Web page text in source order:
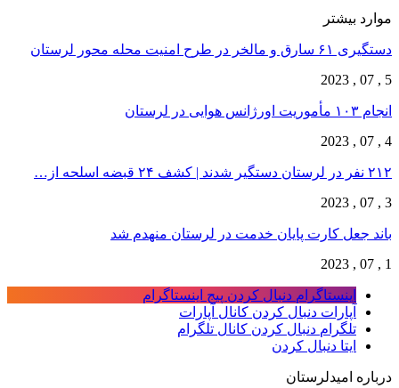
موارد بیشتر
دستگیری ۶۱ سارق و مالخر در طرح امنیت محله محور لرستان
5 , 07 , 2023
انجام ۱۰۳ مأموریت اورژانس هوایی در لرستان
4 , 07 , 2023
۲۱۲ نفر در لرستان دستگیر شدند | کشف ۲۴ قبضه اسلحه از…
3 , 07 , 2023
باند جعل کارت پایان خدمت در لرستان منهدم شد
1 , 07 , 2023
اینستاگرام دنبال کردن پیج اینستاگرام
آپارات دنبال کردن کانال آپارات
تلگرام دنبال کردن کانال تلگرام
ایتا دنبال کردن
درباره امیدلرستان